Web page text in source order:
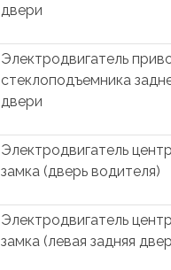
двери
Электродвигатель
стеклоподъемника
двери
Электродвигатель
замка (дверь водителя)
Электродвигатель
замка (левая задняя